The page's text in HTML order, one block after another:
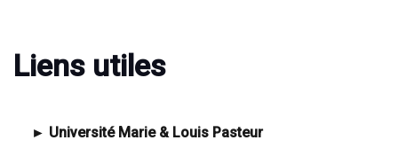
Liens utiles
► Université Marie & Louis Pasteur